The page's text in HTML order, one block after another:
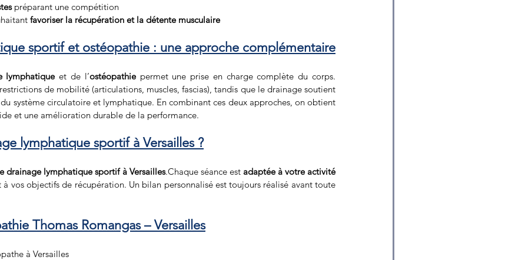
préparant une compétition
favoriser la récupération et la détente musculaire
sportif et ostéopathie : une approche complémentaire
lymphatique et de l’ostéopathie permet une prise en charge complète du corps.
de mobilité (articulations, muscles, fascias), tandis que le drainage soutient
système circulatoire et lymphatique. En combinant ces deux approches, on obtient
et une amélioration durable de la performance.
lymphatique sportif à Versailles ?
drainage lymphatique sportif à Versailles.Chaque séance est adaptée à votre activité
à vos objectifs de récupération. Un bilan personnalisé est toujours réalisé avant toute
Thomas Romangas – Versailles
à Versailles